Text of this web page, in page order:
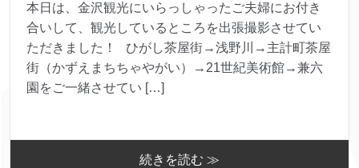
本日は、金沢観光にいらっしゃったご夫婦にお付き
合いして、観光しているところを出張撮影させてい
ただきました！ ひがし茶屋街→浅野川→主計町茶屋
街（かずえまちちゃやがい）→21世紀美術館→兼六
園をご一緒させてい […]
続きを読む ≫